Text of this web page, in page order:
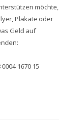
möchte,
Plakate oder
Geld auf
0004 1670 15